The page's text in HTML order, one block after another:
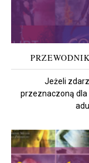
Jeżeli
przeznaczoną dla